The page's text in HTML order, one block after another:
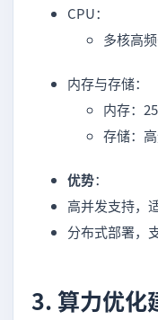
CPU：
多核高
内存与存储：
内存：
存储：
优势：
高并发支持，
分布式部署，
3. 算力优化